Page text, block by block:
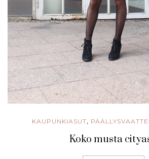
KAUPUNKIASUT,
Koko musta